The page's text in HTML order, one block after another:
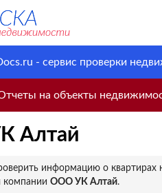
- сервис проверки
на объекты
Алтай
информацию о квартирах
компании ООО УК Алтай.